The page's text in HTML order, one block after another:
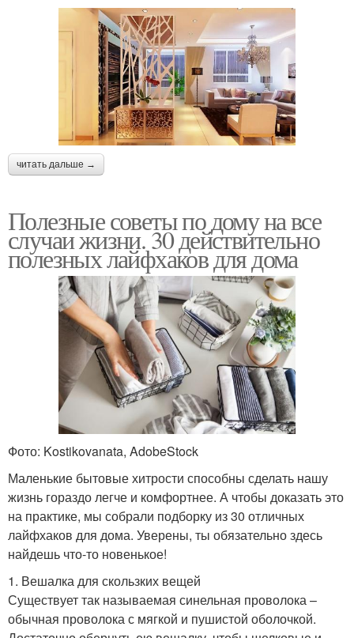
читать дальше →
Полезные советы по дому на все
случаи жизни. 30 действительно
полезных лайфхаков для дома
Фото: Kostikovanata, AdobeStock
Маленькие бытовые хитрости способны сделать нашу
жизнь гораздо легче и комфортнее. А чтобы доказать это
на практике, мы собрали подборку из 30 отличных
лайфхаков для дома. Уверены, ты обязательно здесь
найдешь что-то новенькое!
1. Вешалка для скользких вещей
Существует так называемая синельная проволока –
обычная проволока с мягкой и пушистой оболочкой.